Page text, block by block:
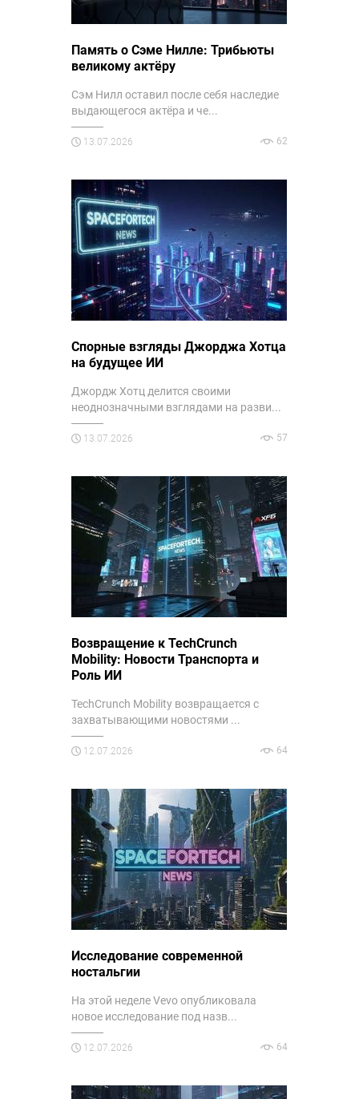
Память о Сэме Нилле: Трибьюты
великому актёру
Сэм Нилл оставил после себя наследие
выдающегося актёра и че...
13.07.2026 62
Спорные взгляды Джорджа Хотца
на будущее ИИ
Джордж Хотц делится своими
неоднозначными взглядами на разви...
13.07.2026 57
Возвращение к TechCrunch
Mobility: Новости Транспорта и
Роль ИИ
TechCrunch Mobility возвращается с
захватывающими новостями ...
12.07.2026 64
Исследование современной
ностальгии
На этой неделе Vevo опубликовала
новое исследование под назв...
12.07.2026 64